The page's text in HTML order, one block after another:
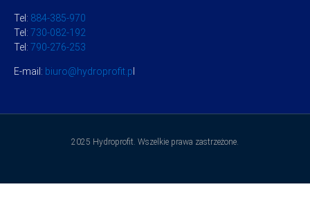
Tel: 884-385-970
Tel: 730-082-192
Tel: 790-276-253
E-mail: biuro@hydroprofit.p
2025 Hydroprofit. Wszelkie prawa zastrzeżone.